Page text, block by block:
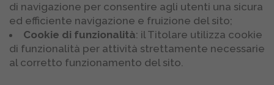
di navigazione per consentire agli utenti una sicura
ed efficiente navigazione e fruizione del sito;
Cookie di funzionalità: il Titolare utilizza cookie
di funzionalità per attività strettamente necessarie
al corretto funzionamento del sito.